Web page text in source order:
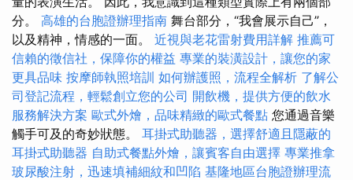
分。 高雄的台胞證辦理指南 舞台部分，“我會展示自己”，
以及精神，情感的一面。 近視與老花雷射費用詳解 推薦可
信賴的徵信社，保障你的權益 專業的裝潢設計，讓您的家
更具品味 按摩師執照培訓 如何辦護照，流程全解析 了解公
司登記流程，輕鬆創立您的公司 開飲機，提供方便的飲水
服務解決方案 歐式外燴，品味精緻的歐式餐點 您通過音樂
觸手可及的奇妙狀態。 耳掛式助聽器，選擇舒適且隱蔽的
耳掛式助聽器 自助式餐點外燴，讓賓客自由選擇 專業推拿
玻尿酸注射，迅速填補細紋和凹陷 基隆地區台胞證辦理流